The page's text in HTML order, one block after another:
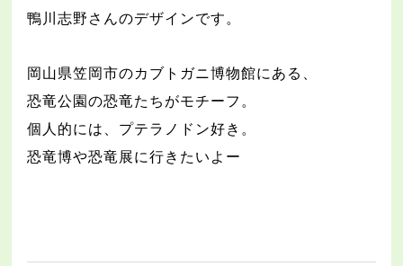
鴨川志野さんのデザインです。
岡山県笠岡市のカブトガニ博物館にある、
恐竜公園の恐竜たちがモチーフ。
個人的には、プテラノドン好き。
恐竜博や恐竜展に行きたいよー